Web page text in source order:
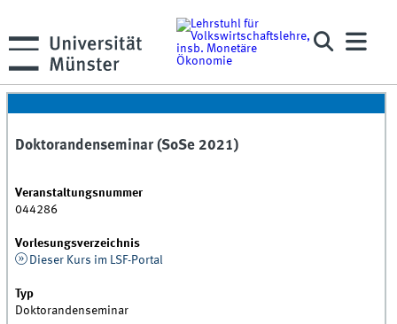
Doktorandenseminar (SoSe 2021)
Veranstaltungsnummer
044286
Vorlesungsverzeichnis
Dieser Kurs im LSF-Portal
Typ
Doktorandenseminar